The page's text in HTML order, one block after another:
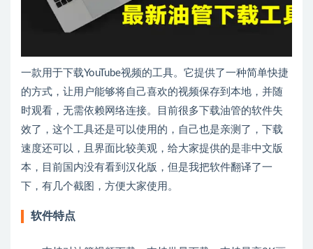
一款用于下载YouTube视频的工具。它提供了一种简单快捷
的方式，让用户能够将自己喜欢的视频保存到本地，并随
时观看，无需依赖网络连接。目前很多下载油管的软件失
效了，这个工具还是可以使用的，自己也是亲测了，下载
速度还可以，且界面比较美观，给大家提供的是非中文版
本，目前国内没有看到汉化版，但是我把软件翻译了一
下，有几个截图，方便大家使用。
软件特点